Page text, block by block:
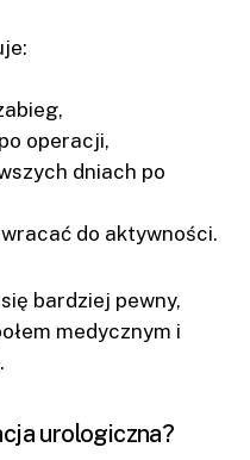
operacji,
dniach po
do aktywności.
bardziej pewny,
medycznym i
urologiczna?